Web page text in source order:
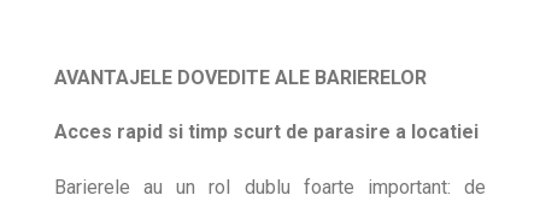
AVANTAJELE DOVEDITE ALE BARIERELOR
Acces rapid si timp scurt de parasire a locatiei
Barierele au un rol dublu foarte important: de